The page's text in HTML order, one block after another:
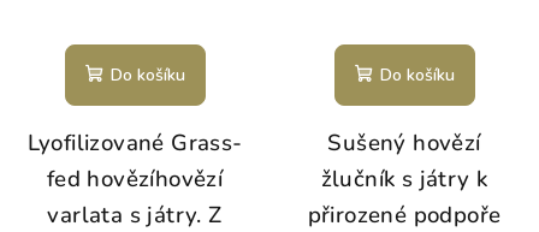
Do košíku
Lyofilizované Grass-
fed hovězíhovězí
varlata s játry. Z
Do košíku
Sušený hovězí
žlučník s játry k
přirozené podpoře